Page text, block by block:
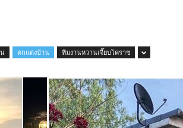
ตกแต่งบ้าน ทีมงานหวานเจี๊ยบโคราช